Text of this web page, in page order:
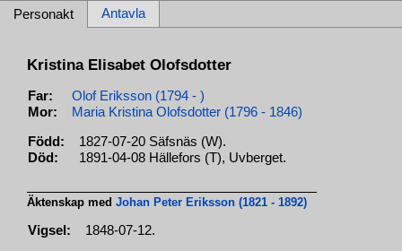
Personakt Antavla
Kristina Elisabet Olofsdotter
Far:
Olof Eriksson (1794 - )
Mor:
Maria Kristina Olofsdotter (1796 - 1846)
Född:
1827-07-20 Säfsnäs (W).
Död:
1891-04-08 Hällefors (T), Uvberget.
Äktenskap medJohan Peter Eriksson (1821 - 1892)
Vigsel: 1848-07-12.